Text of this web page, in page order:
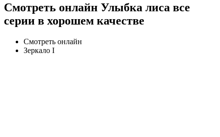
Смотреть онлайн Улыбка лиса все
серии в хорошем качестве
Смотреть онлайн
Зеркало I